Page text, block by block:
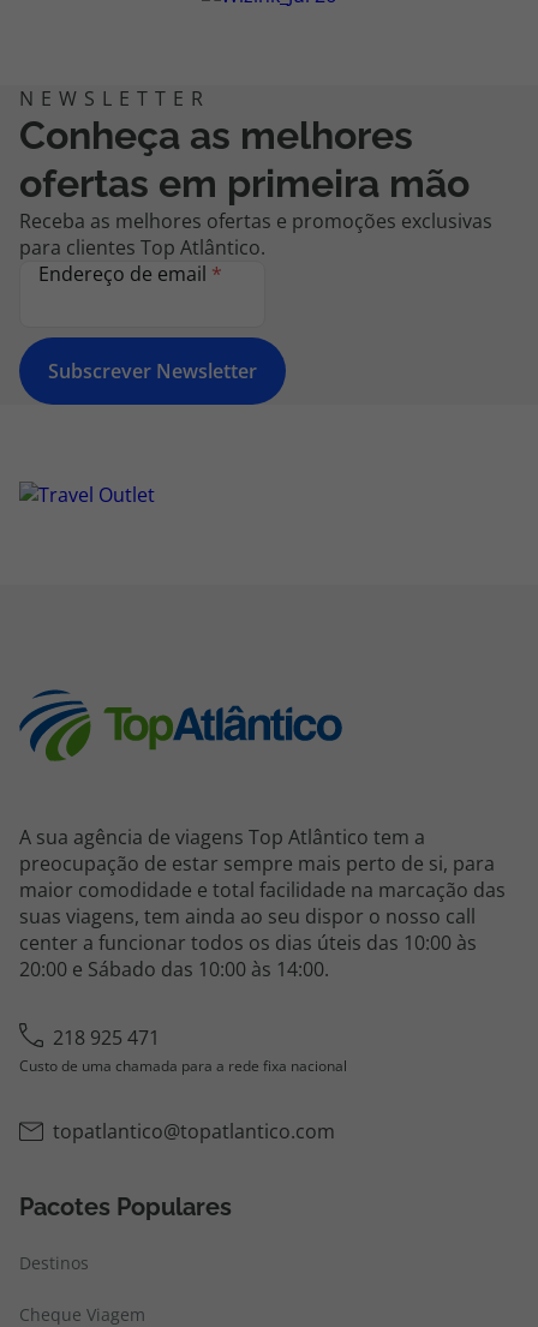
Conheça as melhores
ofertas em primeira mão
Receba as melhores ofertas e promoções exclusivas
para clientes Top Atlântico.
Endereço de email *
Subscrever Newsletter
A sua agência de viagens Top Atlântico tem a
preocupação de estar sempre mais perto de si, para
maior comodidade e total facilidade na marcação das
suas viagens, tem ainda ao seu dispor o nosso call
center a funcionar todos os dias úteis das 10:00 às
20:00 e Sábado das 10:00 às 14:00.
218 925 471
Custo de uma chamada para a rede fixa nacional
topatlantico@topatlantico.com
Pacotes Populares
Destinos
Cheque Viagem